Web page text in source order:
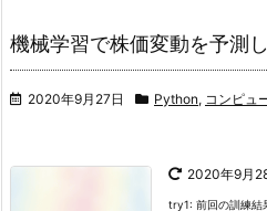
機械学習で株価変動を予測
2020年9月27日 Python, コンピュ
2020年9月
try1: 前回の訓練結